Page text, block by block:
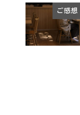
ご感想